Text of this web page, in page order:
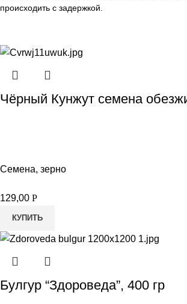
происходить с задержкой.
Чёрный Кунжут семена
Семена, зерно
129,00 Р
КУПИТЬ
Булгур “Здороведа”, 400 гр